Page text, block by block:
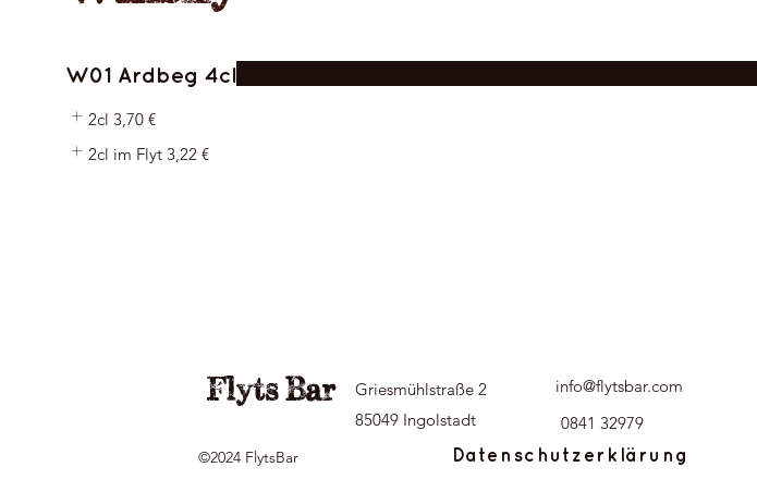
W01 Ardbeg 4cl
2cl 3,70 €
2cl im Flyt 3,22 €
Flyts Bar
Griesmühlstraße 2
85049 Ingolstadt
info@flytsbar.com
0841 32979
©2024 FlytsBar Datenschutzerklärung